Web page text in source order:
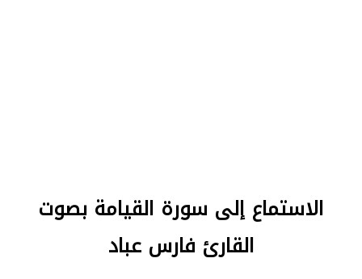
الاستماع إلى سورة القيامة بصوت
القارئ فارس عباد